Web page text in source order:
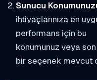
Sunucu
ihtiyaçlarınıza en
performans için bu
konumunuz veya son
bir seçenek mevcut